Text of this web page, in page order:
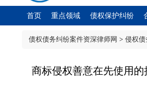
首页 重点领域 债权保护纠纷
债权债务纠纷案件资深律师网 > 侵权
商标侵权善意在先使用的